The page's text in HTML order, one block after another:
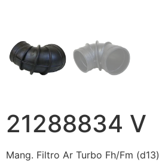
21288834 V
Mang. Filtro Ar Turbo Fh/Fm (d13)